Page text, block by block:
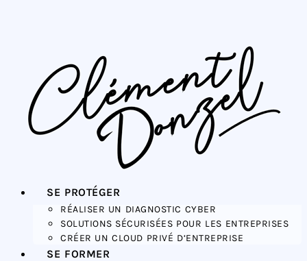
SE PROTÉGER
RÉALISER UN DIAGNOSTIC CYBER
SOLUTIONS SÉCURISÉES POUR LES ENTREPRISES
CRÉER UN CLOUD PRIVÉ D’ENTREPRISE
SE FORMER